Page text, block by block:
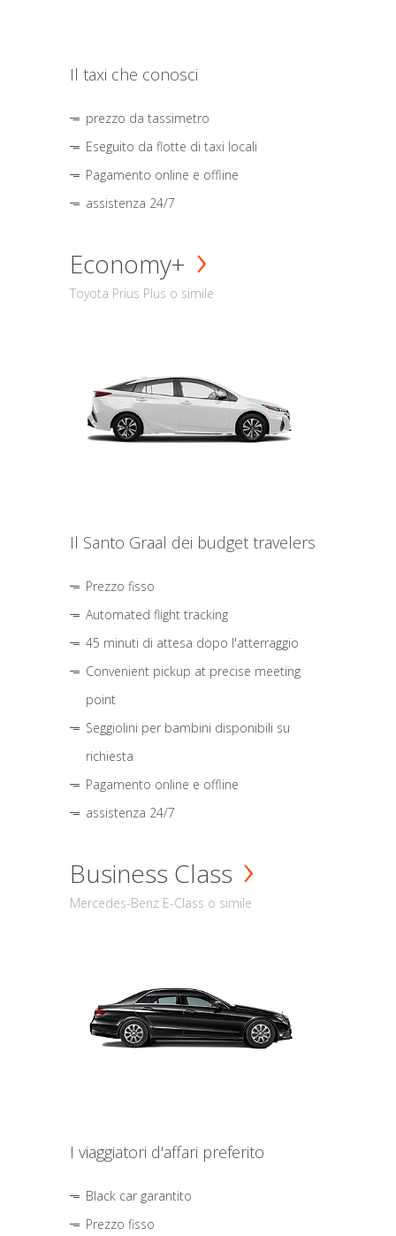
Il taxi che conosci
prezzo da tassimetro
Eseguito da flotte di taxi locali
Pagamento online e offline
assistenza 24/7
Economy+
Toyota Prius Plus o simile
Il Santo Graal dei budget travelers
Prezzo fisso
Automated flight tracking
45 minuti di attesa dopo l'atterraggio
Convenient pickup at precise meeting
point
Seggiolini per bambini disponibili su
richiesta
Pagamento online e offline
assistenza 24/7
Business Class
Mercedes-Benz E-Class o simile
I viaggiatori d'affari preferito
Black car garantito
Prezzo fisso